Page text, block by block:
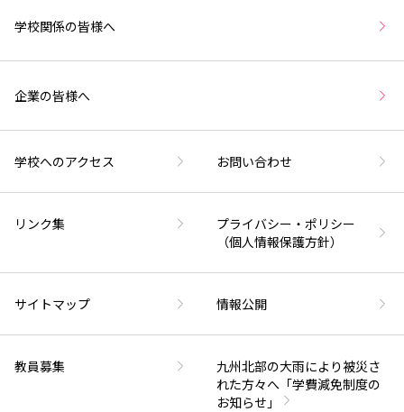
学校関係の皆様へ
企業の皆様へ
学校へのアクセス お問い合わせ
リンク集
プライバシー・ポリシー
（個人情報保護方針）
サイトマップ 情報公開
教員募集
九州北部の大雨により被災さ
れた方々へ「学費減免制度の
お知らせ」